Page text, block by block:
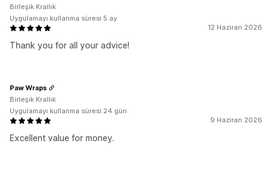
12 Haziran 2026
Thank you for all your advice!
Birleşik Krallık
Uygulamayı kullanma süresi:5 ay
9 Haziran 2026
Excellent value for money.
Paw Wraps
Birleşik Krallık
Uygulamayı kullanma süresi:24 gün